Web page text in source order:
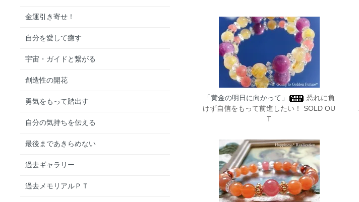
「黄金の明日に向かって」
恐れに負
けず自信をもって前進したい！ SOLD OU
T
金運引き寄せ！
自分を愛して癒す
宇宙・ガイドと繋がる
創造性の開花
勇気をもって踏出す
自分の気持ちを伝える
最後まであきらめない
過去ギャラリー
過去メモリアルＰＴ